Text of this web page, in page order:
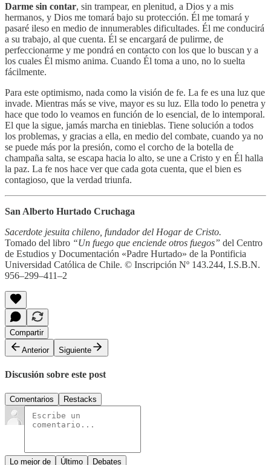
Darme sin contar, sin trampear, en plenitud, a Dios y a mis
hermanos, y Dios me tomará bajo su protección. Él me tomará y
pasaré ileso en medio de innumerables dificultades. Él me conducirá
a su trabajo, al que cuenta. Él se encargará de pulirme, de
perfeccionarme y me pondrá en contacto con los que lo buscan y a
los cuales Él mismo anima. Cuando Él toma a uno, no lo suelta
fácilmente.
Para este optimismo, nada como la visión de fe. La fe es una luz que
invade. Mientras más se vive, mayor es su luz. Ella todo lo penetra y
hace que todo lo veamos en función de lo esencial, de lo intemporal.
El que la sigue, jamás marcha en tinieblas. Tiene solución a todos
los problemas, y gracias a ella, en medio del combate, cuando ya no
se puede más por la presión, como el corcho de la botella de
champaña salta, se escapa hacia lo alto, se une a Cristo y en Él halla
la paz. La fe nos hace ver que cada gota cuenta, que el bien es
contagioso, que la verdad triunfa.
San Alberto Hurtado Cruchaga
Sacerdote jesuita chileno, fundador del Hogar de Cristo.
Tomado del libro “Un fuego que enciende otros fuegos” del Centro
de Estudios y Documentación «Padre Hurtado» de la Pontificia
Universidad Católica de Chile. © Inscripción Nº 143.244, I.S.B.N.
956–299–411–2
Compartir
Anterior
Siguiente
Discusión sobre este post
Comentarios Restacks
Lo mejor de Último Debates